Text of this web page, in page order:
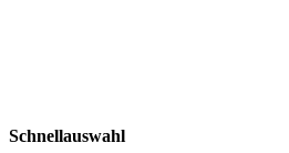
Schnellauswahl